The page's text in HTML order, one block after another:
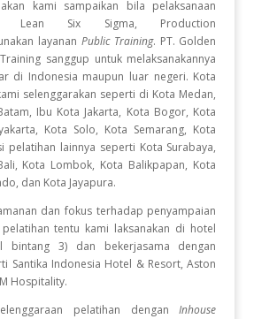
kami sampaikan bila pelaksanaan
Lean Six Sigma, Production
layanan Public Training. PT. Golden
sanggup untuk melaksanakannya
di Indonesia maupun luar negeri. Kota
selenggarakan seperti di Kota Medan,
Ibu Kota Jakarta, Kota Bogor, Kota
Kota Solo, Kota Semarang, Kota
pelatihan lainnya seperti Kota Surabaya,
Kota Lombok, Kota Balikpapan, Kota
dan Kota Jayapura.
dan fokus terhadap penyampaian
tentu kami laksanakan di hotel
bintang 3) dan bekerjasama dengan
Santika Indonesia Hotel & Resort, Aston
Hospitality.
pelatihan denganInhouse